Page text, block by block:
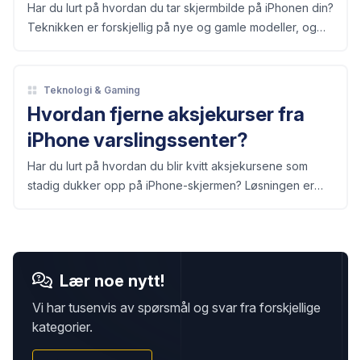
Har du lurt på hvordan du tar skjermbilde på iPhonen din?
Teknikken er forskjellig på nye og gamle modeller, og
Teknologi & Gaming
Hvordan fjerne aksjekurser fra
iPhone varslingssenter?
Har du lurt på hvordan du blir kvitt aksjekursene som
stadig dukker opp på iPhone-skjermen? Løsningen er
Lær noe nytt!
Vi har tusenvis av spørsmål og svar fra forskjellige
kategorier.